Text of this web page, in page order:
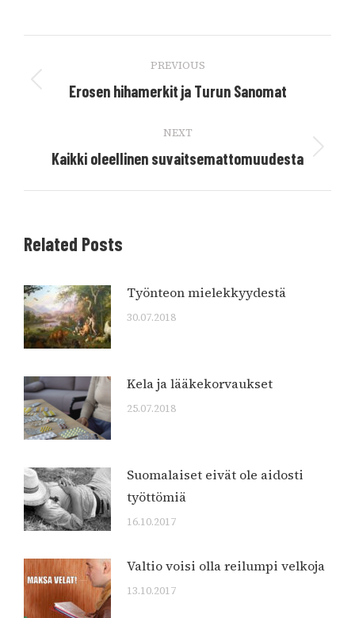
navigation
PREVIOUS
Previous
Erosen hihamerkit ja Turun Sanomat
NEXT
Next
Kaikki oleellinen suvaitsemattomuudesta
Related Posts
Työnteon mielekkyydestä
30.07.2018
Kela ja lääkekorvaukset
25.07.2018
Suomalaiset eivät ole aidosti
työttömiä
16.10.2017
Valtio voisi olla reilumpi velkoja
13.10.2017